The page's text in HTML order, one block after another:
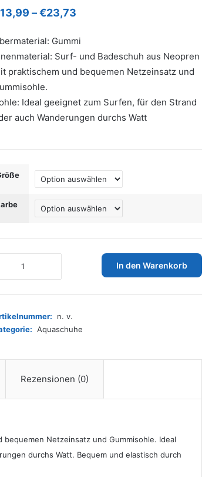
13,99 –€23,73
bis
Gummi
Surf- und Badeschuh aus Neopren
praktischem und bequemen Netzeinsatz und
Ideal geeignet zum Surfen, für den Strand
auch Wanderungen durchs Watt
Surfschuhe
In den Warenkorb
n. v.
Aquaschuhe
Rezensionen (0)
Netzeinsatz und Gummisohle. Ideal
durchs Watt. Bequem und elastisch durch